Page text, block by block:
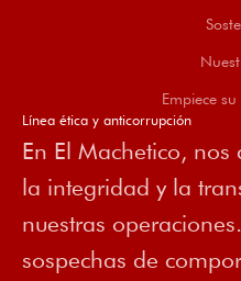
Empiece
Línea ética y anticorrupción
En El Machetico,
la integridad y la
nuestras
sospechas de